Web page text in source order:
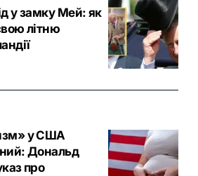
у замку Мей: як
літню
у США
Дональд
про